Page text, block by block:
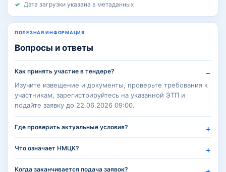
Дата загрузки указана в метаданных
ПОЛЕЗНАЯ ИНФОРМАЦИЯ
Вопросы и ответы
Как принять участие в тендере?
Изучите извещение и документы, проверьте требования к
участникам, зарегистрируйтесь на указанной ЭТП и
подайте заявку до 22.06.2026 09:00.
Где проверить актуальные условия?
Что означает НМЦК?
Когда заканчивается подача заявок?